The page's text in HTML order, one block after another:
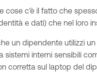
cose c'è il fatto che
e dati) che nel loro
un dipendente utilizzi
sistemi interni sensibili
corretta sul laptop del